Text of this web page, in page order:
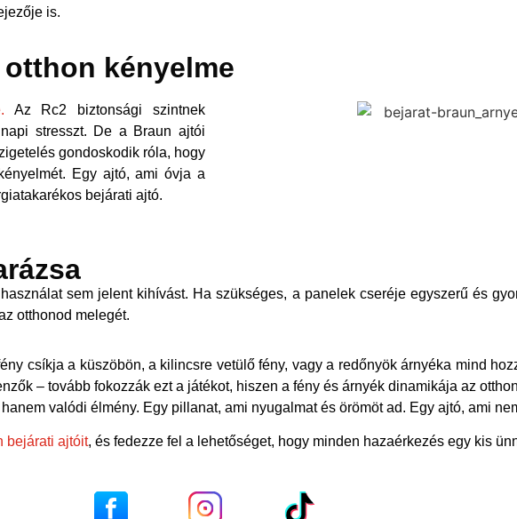
is.
kényelme
Az Rc2 biztonsági szintnek
stresszt. De a Braun ajtói
gondoskodik róla, hogy
Egy ajtó, ami óvja a
bejárati ajtó.
sem jelent kihívást. Ha szükséges, a panelek cseréje egyszerű és
otthonod melegét.
csíkja a küszöbön, a kilincsre vetülő fény, vagy a redőnyök árnyéka mind
– tovább fokozzák ezt a játékot, hiszen a fény és árnyék dinamikája az
valódi élmény. Egy pillanat, ami nyugalmat és örömöt ad. Egy ajtó, ami
bejárati ajtóit, és fedezze fel a lehetőséget, hogy minden hazaérkezés egy kis